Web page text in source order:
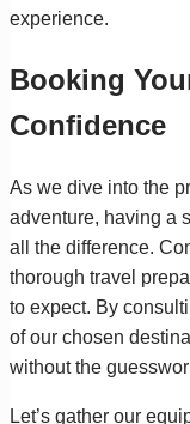
experience.
Booking
Confidence
As we dive into the
adventure, having a
all the difference.
thorough travel
to expect. By
of our chosen
without the
Let’s gather our